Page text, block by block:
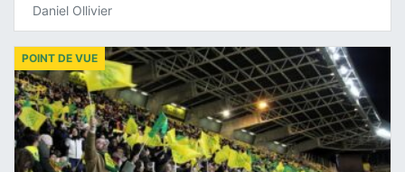
Daniel Ollivier
POINT DE VUE